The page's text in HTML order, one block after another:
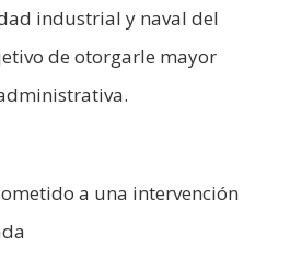
industrial y naval del
de otorgarle mayor
a una intervención